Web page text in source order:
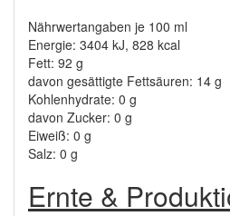
Nährwertangaben je 100 ml
Energie: 3404 kJ, 828 kcal
Fett: 92 g
davon gesättigte Fettsäuren: 14 g
Kohlenhydrate: 0 g
davon Zucker: 0 g
Eiweiß: 0 g
Salz: 0 g
Ernte &